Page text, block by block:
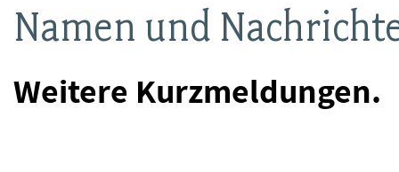
Namen und
Weitere Kurzmeldungen.